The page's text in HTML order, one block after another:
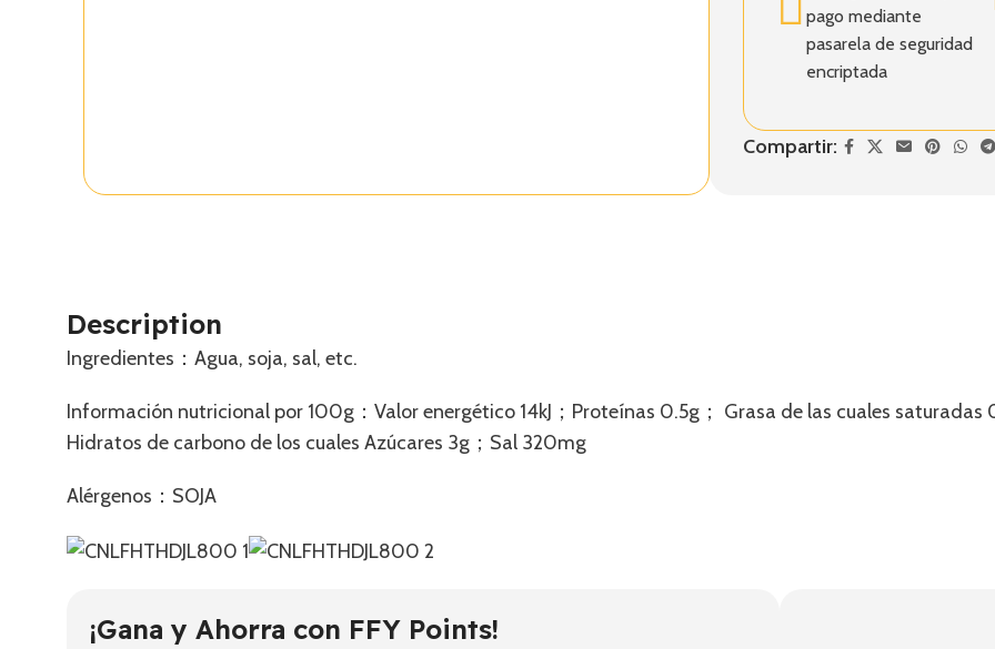
pago mediante
pasarela de seguridad
encriptada
Compartir:
Description
Ingredientes：Agua, soja, sal, etc.
Información nutricional por 100g：Valor energético 14kJ；Proteínas 0.5g； Grasa de las cuales saturadas
Hidratos de carbono de los cuales Azúcares 3g；Sal 320mg
Alérgenos：SOJA
¡Gana y Ahorra con FFY Points!